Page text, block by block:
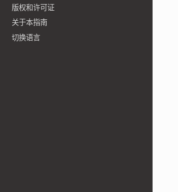
版权和许可证
关于本指南
切换语言